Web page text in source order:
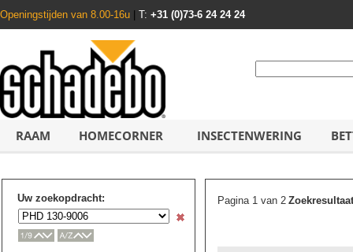
Openingstijden van 8.00-16u T: +31 (0)73-6 24 24 24
RAAM HOMECORNER INSECTENWERING
Uw zoekopdracht: Pagina 1 van 2Zoekresultaat